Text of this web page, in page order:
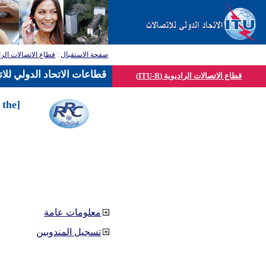
صفحة الاستقبال: قطاع الاتصالات
قطاع الاتصالات الراديوية (ITU-R)
معلومات عامة
تسجيل المندوبين
قطاعات الاتحاد الدولي